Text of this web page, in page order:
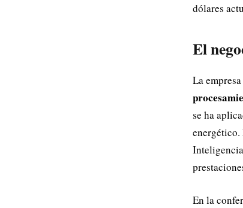
dólares
El
La
se ha
energético.
En la